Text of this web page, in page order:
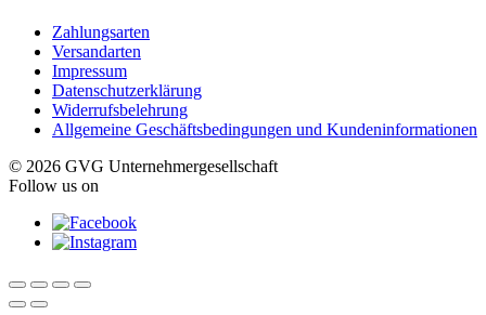
Zahlungsarten
Versandarten
Impressum
Datenschutzerklärung
Widerrufsbelehrung
Allgemeine Geschäftsbedingungen und Kundeninformationen
© 2026 GVG Unternehmergesellschaft
Follow us on